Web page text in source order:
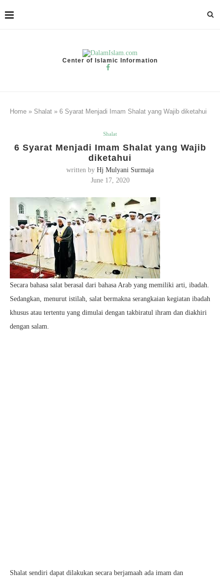
Center of Islamic Information
Home » Shalat » 6 Syarat Menjadi Imam Shalat yang Wajib diketahui
Shalat
6 Syarat Menjadi Imam Shalat yang Wajib
diketahui
written by Hj Mulyani Surmaja
June 17, 2020
Secara bahasa salat berasal dari bahasa Arab yang memiliki arti, ibadah.
Sedangkan, menurut istilah, salat bermakna serangkaian kegiatan ibadah
khusus atau tertentu yang dimulai dengan takbiratul ihram dan diakhiri
dengan salam.
Shalat sendiri dapat dilakukan secara berjamaah ada imam dan